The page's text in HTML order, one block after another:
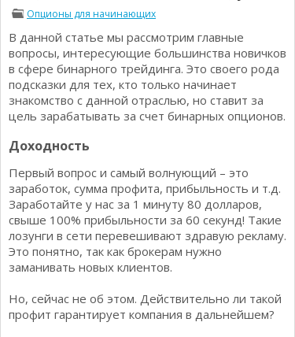
Определения
Опционы для начинающих
Стратегии
Торговля Kриптовалютой
Психологии трейдинга
Отзывы о бинарных опционах
Стратегии бинарных опционов
Добавить брокера в рейтинг
Опционы для начинающих
В данной статье мы рассмотрим главные
вопросы, интересующие большинства новичков
в сфере бинарного трейдинга. Это своего рода
подсказки для тех, кто только начинает
знакомство с данной отраслью, но ставит за
цель зарабатывать за счет бинарных опционов.
Доходность
Первый вопрос и самый волнующий – это
заработок, сумма профита, прибыльность и т.д.
Заработайте у нас за 1 минуту 80 долларов,
свыше 100% прибыльности за 60 секунд! Такие
лозунги в сети перевешивают здравую рекламу.
Это понятно, так как брокерам нужно
заманивать новых клиентов.
Но, сейчас не об этом. Действительно ли такой
профит гарантирует компания в дальнейшем?